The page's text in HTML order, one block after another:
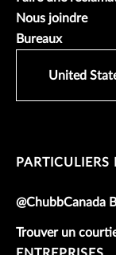
Nous joindre
Bureaux
United
PARTICULIERS
@ChubbCanada
Trouver un